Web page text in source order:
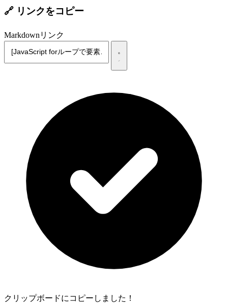
🔗 リンクをコピー
Markdownリンク
クリップボードにコピーしました！